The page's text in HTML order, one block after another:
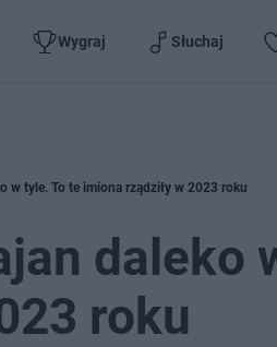
Wygraj Słuchaj
w tyle. To te imiona rządziły w 2023 roku
daleko
roku